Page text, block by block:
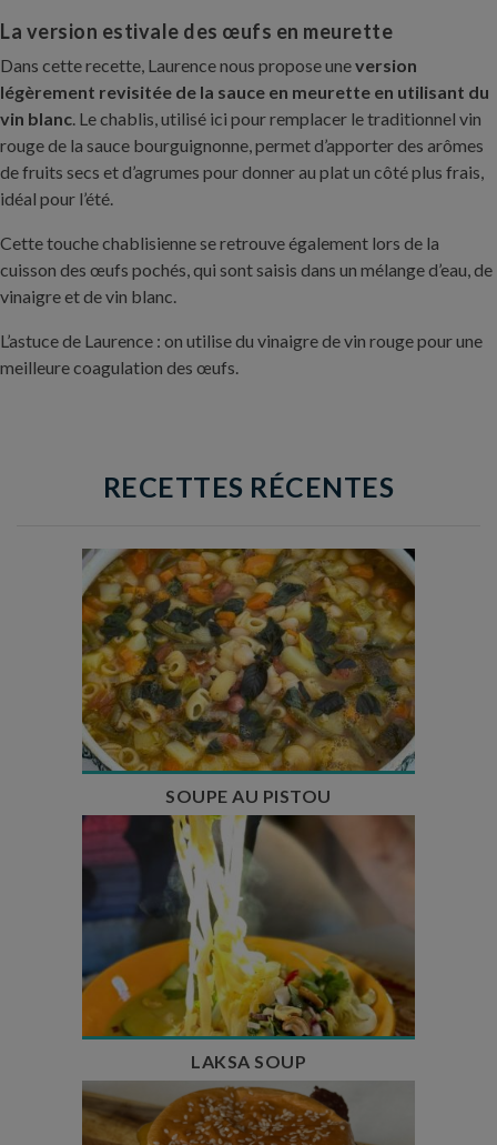
La version estivale des œufs en meurette
Dans cette recette, Laurence nous propose uneversion
légèrement revisitée de la sauce en meurette en utilisant du
vin blanc. Le chablis, utilisé ici pour remplacer le traditionnel vin
rouge de la sauce bourguignonne, permet d’apporter des arômes
de fruits secs et d’agrumes pour donner au plat un côté plus frais,
idéal pour l’été.
Cette touche chablisienne se retrouve également lors de la
cuisson des œufs pochés, qui sont saisis dans un mélange d’eau, de
vinaigre et de vin blanc.
L’astuce de Laurence : on utilise du vinaigre de vin rouge pour une
meilleure coagulation des œufs.
RECETTES RÉCENTES
Temps de préparation : 35 min
Temps de cuisson : 1h15
Nombre de couverts : 8
SOUPE AU PISTOU
Temps de préparation : 40 min
Temps de cuisson : 25 min
Nombre de couverts : 4
LAKSA SOUP